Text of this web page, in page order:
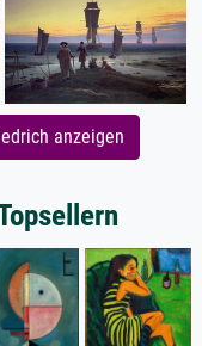
anzeigen